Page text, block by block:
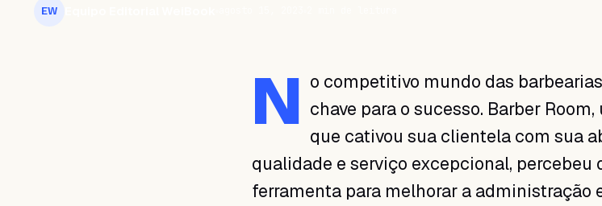
EW
N o competitivo mundo das
chave para o sucesso. Barber
que cativou sua clientela com sua
qualidade e serviço excepcional, percebeu
ferramenta para melhorar a administração